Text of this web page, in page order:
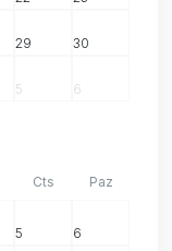
29 30
5 6
Cts Paz
5 6